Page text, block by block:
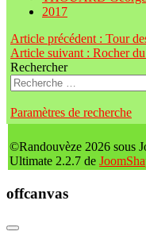
2017
Article précédent : Tour
Article suivant : Rocher
Rechercher
Paramètres de recherche
©Randouvèze 2026 sous
Ultimate 2.2.7 de
offcanvas